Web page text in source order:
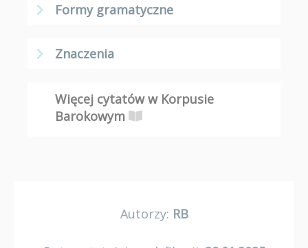
Formy gramatyczne
Znaczenia
Więcej cytatów w Korpusie
Barokowym
Autorzy: RB